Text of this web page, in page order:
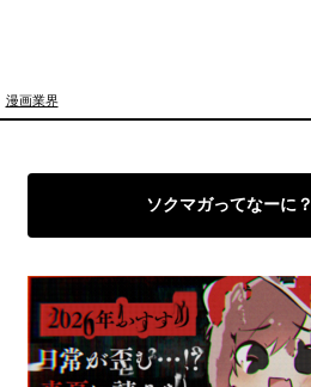
漫画業界
ソクマガってなーに？